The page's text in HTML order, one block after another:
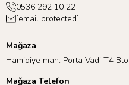
0536 292 10 22
[email protected]
Mağaza
Hamidiye mah. Porta Vadi T4
Mağaza Telefon